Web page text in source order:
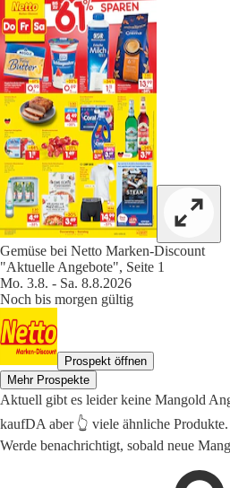
Gemüse bei Netto Marken-Discount
"Aktuelle Angebote", Seite 1
Mo. 3.8. - Sa. 8.8.2026
Noch bis morgen gültig
Prospekt öffnen
Mehr Prospekte
Aktuell gibt es leider keine Mangold
kaufDA aber 👆 viele ähnliche Produkte.
Werde benachrichtigt, sobald neue